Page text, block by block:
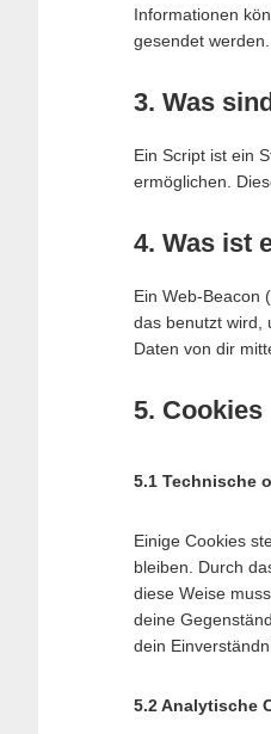
Informationen
gesendet werden.
3. Was
Ein Script ist ein
ermöglichen.
4. Was ist
Ein Web-Beacon
das benutzt wird,
Daten von dir
5. Cookies
5.1 Technische
Einige Cookies
bleiben. Durch
diese Weise
deine
dein
5.2 Analytische